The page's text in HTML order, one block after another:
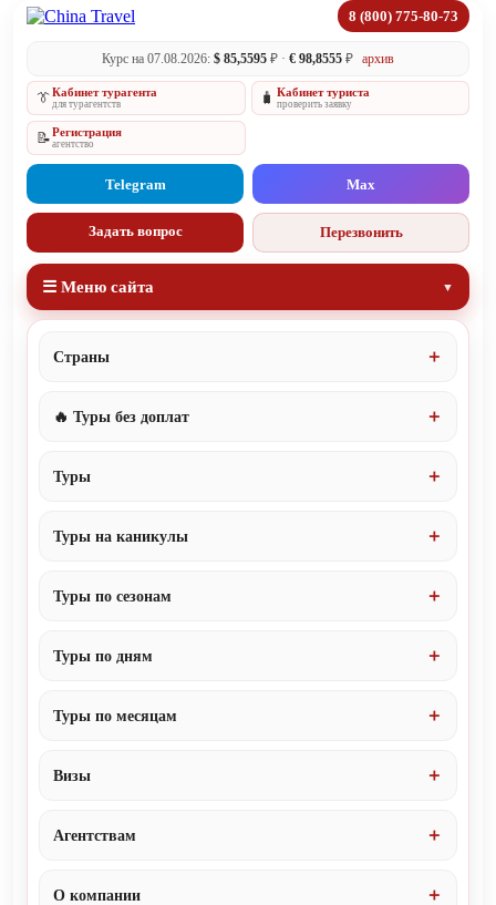
8 (800) 775-80-73
Курс на 07.08.2026: $ 85,5595 ₽ · € 98,8555 ₽ архив
👔Кабинет турагента
для турагентств 🧳 Кабинет туриста
проверить заявку
📝Регистрация
агентство
Telegram Max
Задать вопрос Перезвонить
☰ Меню сайта
Страны
🔥 Туры без доплат
Туры
Туры на каникулы
Туры по сезонам
Туры по дням
Туры по месяцам
Визы
Агентствам
О компании